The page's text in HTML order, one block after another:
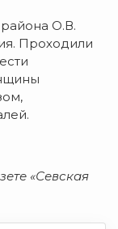
О.В.
Проходили
«Севская